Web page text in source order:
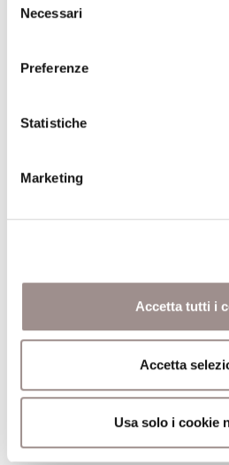
delNecessari
Preferenze
Statistiche
Marketing
Accetta tutti i
Accetta
Usa solo i cookie
Il concetto di uomo da Omero a
Raffaello Cortina
Anno pubblicazione1999
Anno recensione1999
AutoreJan Patocka